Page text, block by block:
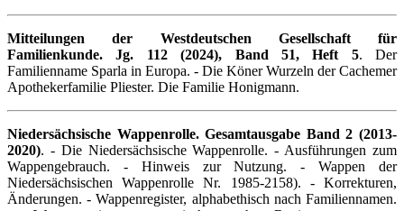
Mitteilungen der Westdeutschen Gesellschaft für
Familienkunde. Jg. 112 (2024), Band 51, Heft 5. Der
Familienname Sparla in Europa. - Die Köner Wurzeln der Cachemer
Apothekerfamilie Pliester. Die Familie Honigmann.
Niedersächsische Wappenrolle. Gesamtausgabe Band 2 (2013-
2020). - Die Niedersächsische Wappenrolle. - Ausführungen zum
Wappengebrauch. - Hinweis zur Nutzung. - Wappen der
Niedersächsischen Wappenrolle Nr. 1985-2158). - Korrekturen,
Änderungen. - Wappenregister, alphabethisch nach Familiennamen.